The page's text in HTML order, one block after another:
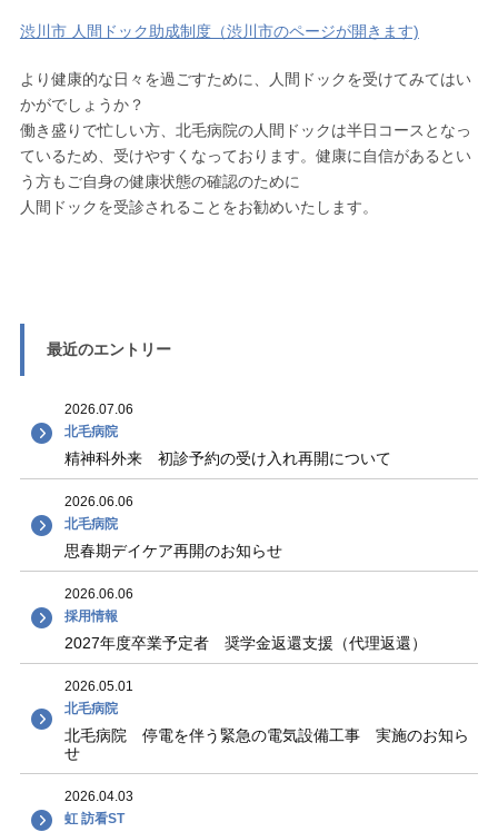
渋川市 人間ドック助成制度（渋川市のページが開きます)
より健康的な日々を過ごすために、人間ドックを受けてみてはい
かがでしょうか？
働き盛りで忙しい方、北毛病院の人間ドックは半日コースとなっ
ているため、受けやすくなっております。健康に自信があるとい
う方もご自身の健康状態の確認のために
人間ドックを受診されることをお勧めいたします。
最近のエントリー
2026.07.06
北毛病院
精神科外来 初診予約の受け入れ再開について
2026.06.06
北毛病院
思春期デイケア再開のお知らせ
2026.06.06
採用情報
2027年度卒業予定者 奨学金返還支援（代理返還）
2026.05.01
北毛病院
北毛病院 停電を伴う緊急の電気設備工事 実施のお知ら
せ
2026.04.03
虹 訪看ST